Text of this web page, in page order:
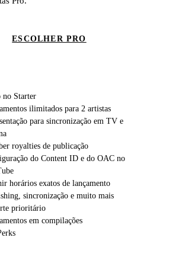
ESCOLHER PRO
no Starter
ilimitados para 2 artistas
para sincronização em TV e
royalties de publicação
do Content ID e do OAC no
horários exatos de lançamento
sincronização e muito mais
prioritário
em compilações